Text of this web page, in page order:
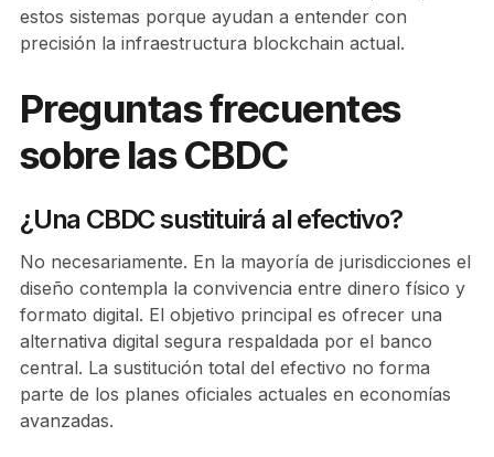
estos sistemas porque ayudan a entender con
precisión la infraestructura blockchain actual.
Preguntas frecuentes
sobre las CBDC
¿Una CBDC sustituirá al efectivo?
No necesariamente. En la mayoría de jurisdicciones el
diseño contempla la convivencia entre dinero físico y
formato digital. El objetivo principal es ofrecer una
alternativa digital segura respaldada por el banco
central. La sustitución total del efectivo no forma
parte de los planes oficiales actuales en economías
avanzadas.